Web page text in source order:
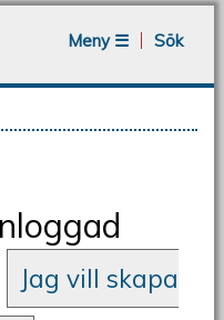
Meny ☰
Sök
Jag vill skapa